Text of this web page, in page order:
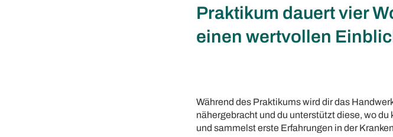
Praktikum dauert vier
einen wertvollen
Während des Praktikums wird dir das
nähergebracht und du unterstützt diese, wo
und sammelst erste Erfahrungen in der